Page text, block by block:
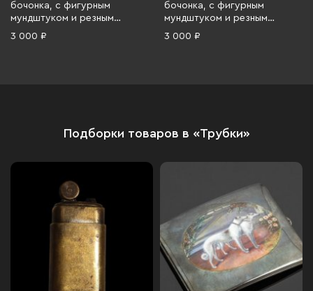
бочонка, с фигурным
мундштуком и резным
декором, дерево, металл,
3 000 ₽
бочонка, с фигурным
мундштуком и резным
декором, дерево, металл,
3 000 ₽
Подборки товаров в «Трубки»